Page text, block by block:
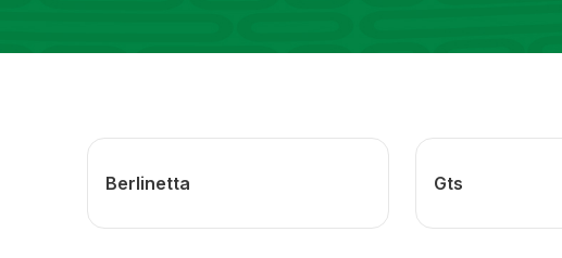
Berlinetta Gts